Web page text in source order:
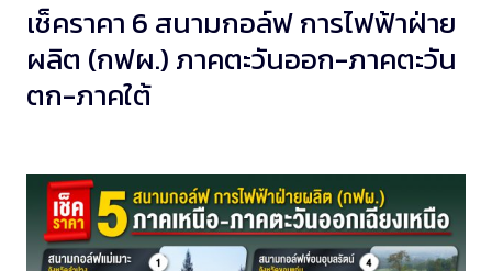
เช็คราคา 6 สนามกอล์ฟ การไฟฟ้าฝ่าย
ผลิต (กฟผ.) ภาคตะวันออก-ภาคตะวัน
ตก-ภาคใต้